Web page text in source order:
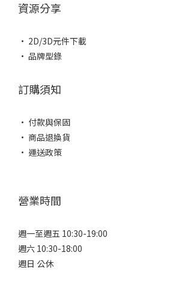
資源分享
• 2D/3D元件下載
• 品牌型錄
訂購須知
• 付款與保固
• 商品退換貨
• 運送政策
營業時間
週一至週五 10:30-19:00
週六 10:30-18:00
週日 公休